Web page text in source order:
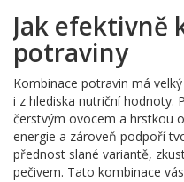
Jak efektivně
potraviny
Kombinace potravin má
i z hlediska nutriční hodnoty.
čerstvým ovocem a hrstkou
energie a zároveň podpoří
přednost slané variantě,
pečivem. Tato kombinace